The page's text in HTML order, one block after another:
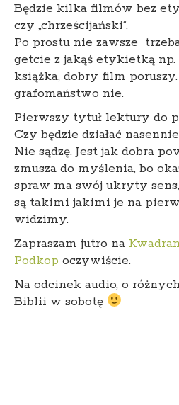
Będzie kilka filmów bez
czy „chrześcijański”.
Po prostu nie zawsze
getcie z jakąś etykietką np.
książka, dobry film
grafomaństwo nie.
Pierwszy tytuł lektury do
Czy będzie działać
Nie sądzę. Jest jak dobra
zmusza do myślenia, bo
spraw ma swój ukryty
są takimi jakimi je na
widzimy.
Zapraszam jutro na
Podkop oczywiście.
Na odcinek audio, o
Biblii w sobotę